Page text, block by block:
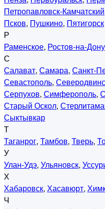
Петропавловск-Камчатский
Псков, Пушкино, Пятигорск
Р
Раменское, Ростов-на-Дону
С
Салават, Самара, Санкт-
Севастополь,
Серпухов, Симферополь,
Старый Оскол,
Сыктывкар
Т
Таганрог, Тамбов, Тверь,
У
Улан-Удэ, Ульяновск,
Х
Хабаровск, Хасавюрт,
Ч